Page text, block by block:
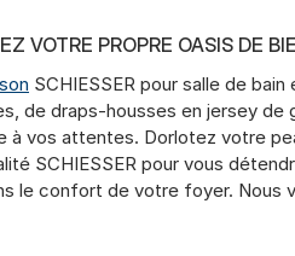
VOTRE PROPRE OASIS DE
SCHIESSER pour salle de
de draps-housses en jersey
vos attentes. Dorlotez votre
SCHIESSER pour vous
le confort de votre foyer. Nous